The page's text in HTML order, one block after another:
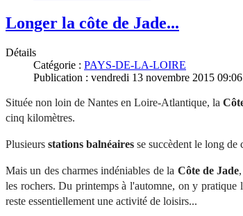
Longer la côte de Jade...
Détails
Catégorie : PAYS-DE-LA-LOIRE
Publication : vendredi 13 novembre 2015 09:06
Située non loin de Nantes en Loire-Atlantique, la
cinq kilomètres.
Plusieurs stations balnéaires se succèdent le long de
Mais un des charmes indéniables de la Côte de Jade
les rochers. Du printemps à l'automne, on y pratique
reste essentiellement une activité de loisirs...